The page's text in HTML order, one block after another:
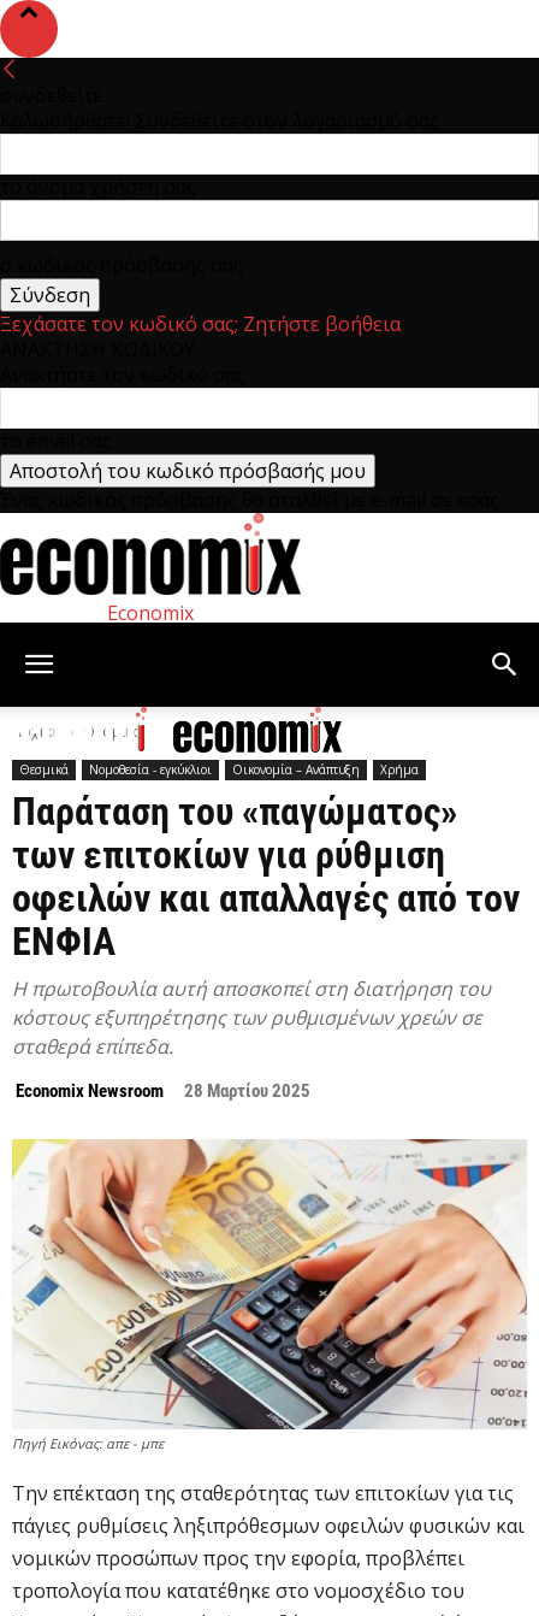
Ξεχάσατε τον κωδικό σας; Ζητήστε βοήθεια
Economix
Αρχική Θεσμικά
Θεσμικά Νομοθεσία - εγκύκλιοι Οικονομία – Ανάπτυξη Χρήμα
Παράταση του «παγώματος»
των επιτοκίων για ρύθμιση
οφειλών και απαλλαγές από τον
ΕΝΦΙΑ
Η πρωτοβουλία αυτή αποσκοπεί στη διατήρηση του
κόστους εξυπηρέτησης των ρυθμισμένων χρεών σε
σταθερά επίπεδα.
Economix Newsroom 28 Μαρτίου 2025
Πηγή Εικόνας: απε - μπε
Την επέκταση της σταθερότητας των επιτοκίων για τις
πάγιες ρυθμίσεις ληξιπρόθεσμων οφειλών φυσικών και
νομικών προσώπων προς την εφορία, προβλέπει
τροπολογία που κατατέθηκε στο νομοσχέδιο του